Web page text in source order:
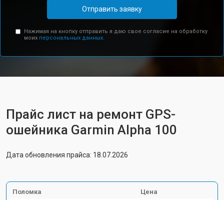
Отправить заявку
Нажимая на кнопку отправить я даю свое согласие на обработку
моих персональных данных.
Прайс лист на ремонт GPS-
ошейника Garmin Alpha 100
Дата обновления прайса: 18.07.2026
Поломка
Цена